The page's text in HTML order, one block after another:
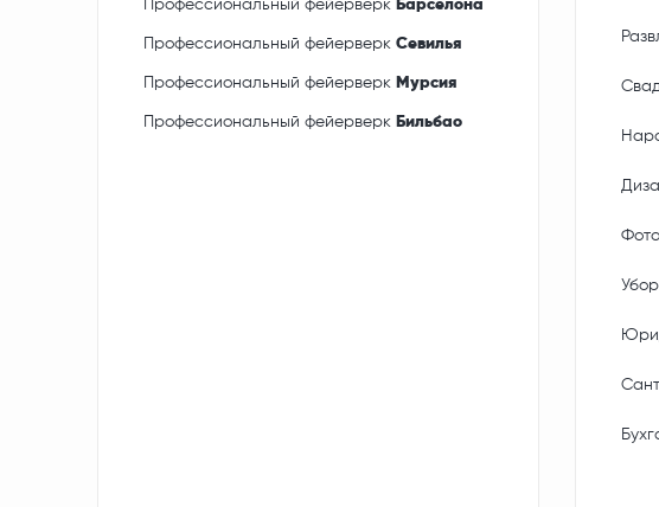
Профессиональный фейерверк Барселона
Профессиональный фейерверк Севилья
Профессиональный фейерверк Мурсия
Профессиональный фейерверк Бильбао